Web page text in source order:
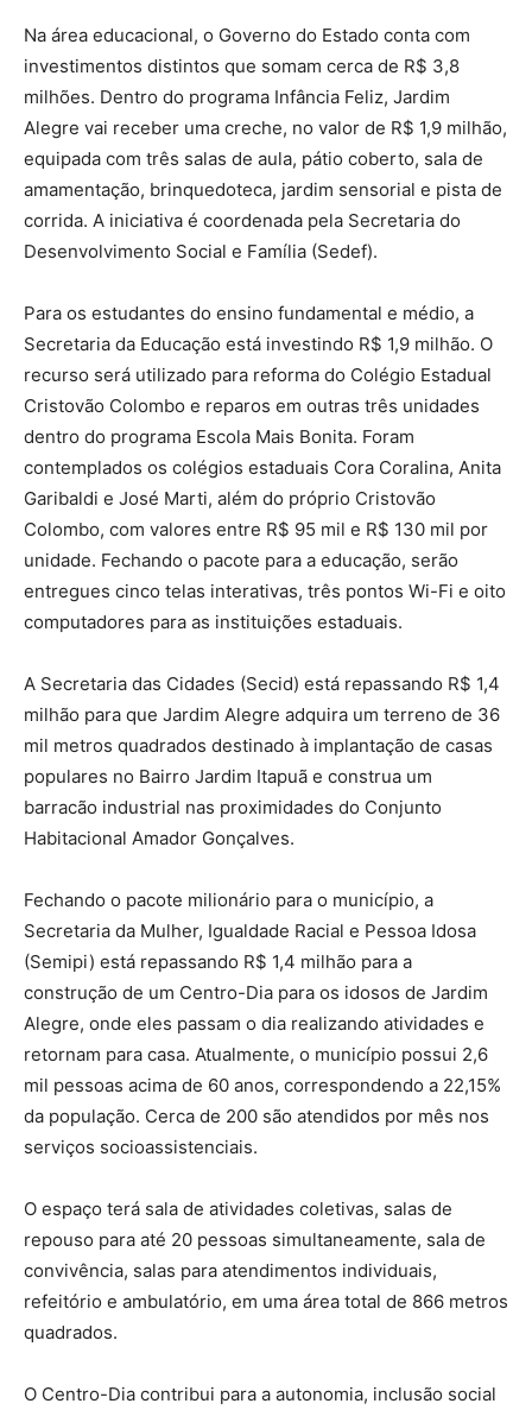
Na área educacional, o Governo do Estado conta com
investimentos distintos que somam cerca de R$ 3,8
milhões. Dentro do programa Infância Feliz, Jardim
Alegre vai receber uma creche, no valor de R$ 1,9 milhão,
equipada com três salas de aula, pátio coberto, sala de
amamentação, brinquedoteca, jardim sensorial e pista de
corrida. A iniciativa é coordenada pela Secretaria do
Desenvolvimento Social e Família (Sedef).
Para os estudantes do ensino fundamental e médio, a
Secretaria da Educação está investindo R$ 1,9 milhão. O
recurso será utilizado para reforma do Colégio Estadual
Cristovão Colombo e reparos em outras três unidades
dentro do programa Escola Mais Bonita. Foram
contemplados os colégios estaduais Cora Coralina, Anita
Garibaldi e José Marti, além do próprio Cristovão
Colombo, com valores entre R$ 95 mil e R$ 130 mil por
unidade. Fechando o pacote para a educação, serão
entregues cinco telas interativas, três pontos Wi-Fi e oito
computadores para as instituições estaduais.
A Secretaria das Cidades (Secid) está repassando R$ 1,4
milhão para que Jardim Alegre adquira um terreno de 36
mil metros quadrados destinado à implantação de casas
populares no Bairro Jardim Itapuã e construa um
barracão industrial nas proximidades do Conjunto
Habitacional Amador Gonçalves.
Fechando o pacote milionário para o município, a
Secretaria da Mulher, Igualdade Racial e Pessoa Idosa
(Semipi) está repassando R$ 1,4 milhão para a
construção de um Centro-Dia para os idosos de Jardim
Alegre, onde eles passam o dia realizando atividades e
retornam para casa. Atualmente, o município possui 2,6
mil pessoas acima de 60 anos, correspondendo a 22,15%
da população. Cerca de 200 são atendidos por mês nos
serviços socioassistenciais.
O espaço terá sala de atividades coletivas, salas de
repouso para até 20 pessoas simultaneamente, sala de
convivência, salas para atendimentos individuais,
refeitório e ambulatório, em uma área total de 866 metros
quadrados.
O Centro-Dia contribui para a autonomia, inclusão social